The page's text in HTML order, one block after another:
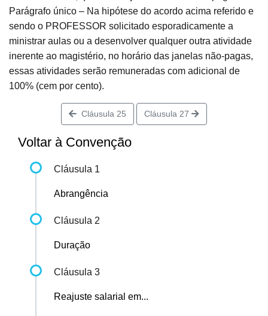
Parágrafo único – Na hipótese do acordo acima referido e
sendo o PROFESSOR solicitado esporadicamente a
ministrar aulas ou a desenvolver qualquer outra atividade
inerente ao magistério, no horário das janelas não-pagas,
essas atividades serão remuneradas com adicional de
100% (cem por cento).
Cláusula 25 Cláusula 27
Voltar à Convenção
Cláusula 1
Abrangência
Cláusula 2
Duração
Cláusula 3
Reajuste salarial em...